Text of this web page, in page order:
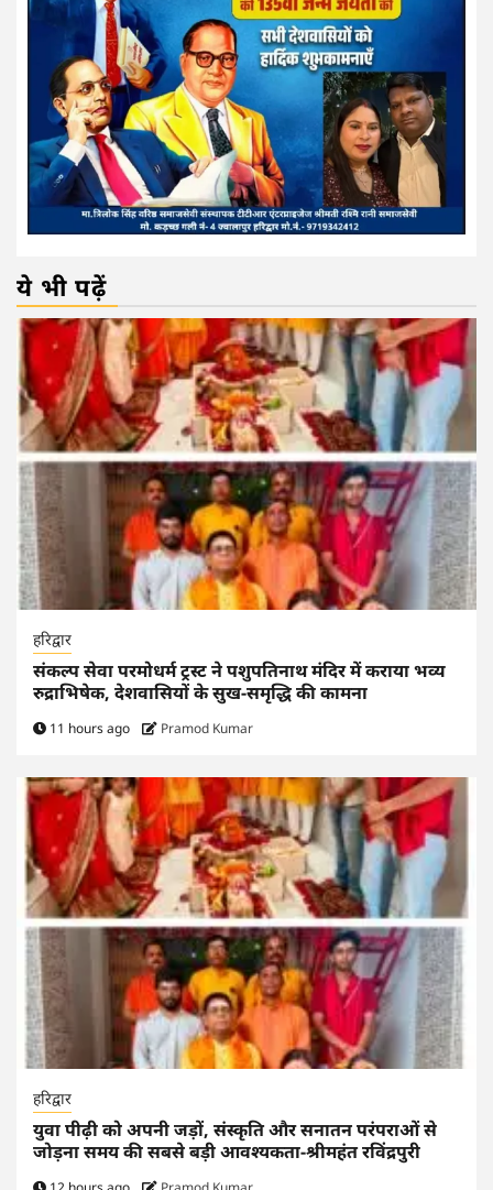
ये भी पढ़ें
हरिद्वार
संकल्प सेवा परमोधर्म ट्रस्ट ने पशुपतिनाथ मंदिर में कराया भव्य
रुद्राभिषेक, देशवासियों के सुख-समृद्धि की कामना
11 hours ago Pramod Kumar
हरिद्वार
युवा पीढ़ी को अपनी जड़ों, संस्कृति और सनातन परंपराओं से
जोड़ना समय की सबसे बड़ी आवश्यकता-श्रीमहंत रविंद्रपुरी